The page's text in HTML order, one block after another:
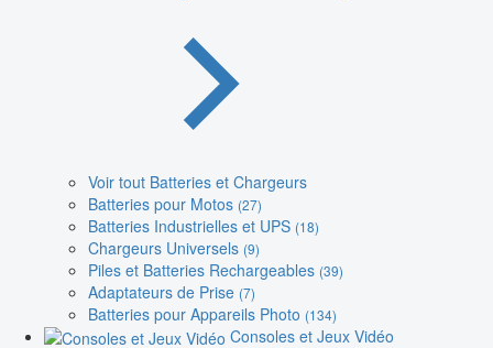
Voir tout Batteries et Chargeurs
Batteries pour Motos (27)
Batteries Industrielles et UPS (18)
Chargeurs Universels (9)
Piles et Batteries Rechargeables (39)
Adaptateurs de Prise (7)
Batteries pour Appareils Photo (134)
Consoles et Jeux Vidéo